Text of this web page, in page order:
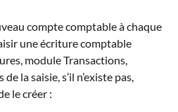
compte comptable à chaque
une écriture comptable
module Transactions,
la saisie, s’il n’existe pas,
le créer :